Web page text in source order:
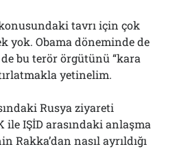
tavrı için çok
yok. Obama döneminde de
bu terör örgütünü “kara
yetinelim.
Rusya ziyareti
ile IŞİD arasındaki anlaşma
Rakka’dan nasıl ayrıldığı